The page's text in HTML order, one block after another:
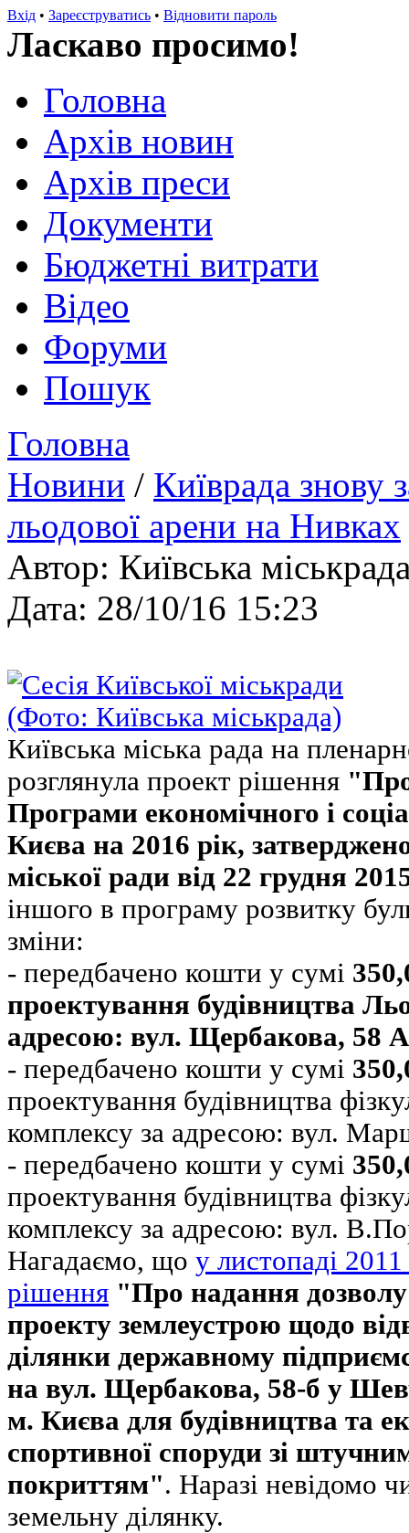
Вхід • Зареєструватись • Відновити пароль
Ласкаво просимо!
Головна
Архів новин
Архів преси
Документи
Бюджетні витрати
Відео
Форуми
Пошук
Головна
Новини / Київрада знову
льодової арени на Нивках
Автор: Київська
Дата: 28/10/16 15:23
Київська міська рада на
розглянула проект рішення
Програми економічного і
Києва на 2016 рік,
міської ради від 22 грудня
іншого в програму розвитку
зміни:
- передбачено кошти у сумі
проектування будівництва
адресою: вул. Щербакова, 58 А
- передбачено кошти у сумі
проектування будівництва
комплексу за адресою: вул.
- передбачено кошти у сумі
проектування будівництва
комплексу за адресою: вул.
Нагадаємо, що у листопаді
рішення "Про надання
проекту землеустрою щодо
ділянки державному
на вул. Щербакова, 58-б у
м. Києва для будівництва та
спортивної споруди зі
покриттям". Наразі невідомо
земельну ділянку.